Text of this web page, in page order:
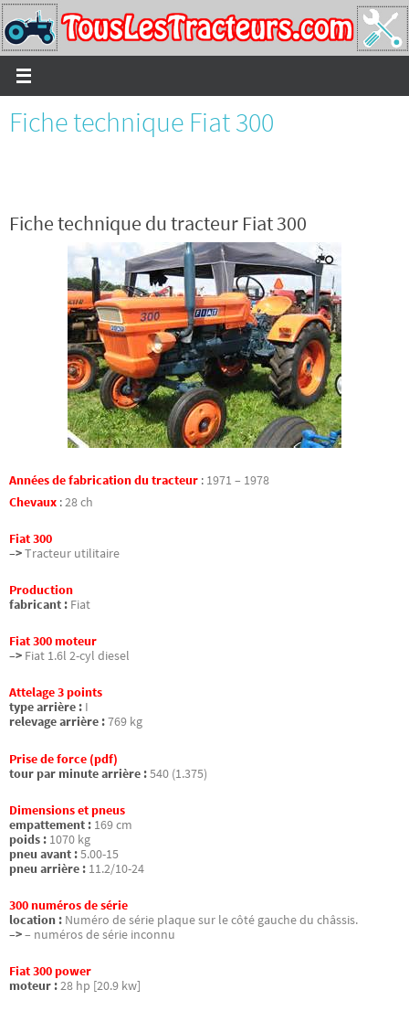
Passer
vers
le
contenu
Fiche technique Fiat 300
Fiche technique du tracteur Fiat 300
Années de fabrication du tracteur : 1971 – 1978
Chevaux :28 ch
Fiat 300
–>Tracteur utilitaire
Production
fabricant : Fiat
Fiat 300 moteur
–> Fiat 1.6l 2-cyl diesel
Attelage 3 points
type arrière : I
relevage arrière :769 kg
Prise de force (pdf)
tour par minute arrière :540 (1.375)
Dimensions et pneus
empattement : 169 cm
poids : 1070 kg
pneu avant :5.00-15
pneu arrière : 11.2/10-24
300 numéros de série
location : Numéro de série plaque sur le côté gauche du châssis.
–>– numéros de série inconnu
Fiat 300 power
moteur :28 hp [20.9 kw]